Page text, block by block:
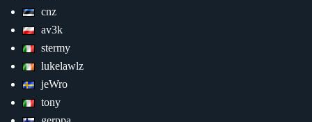
cnz
av3k
stermy
lukelawlz
jeWro
tony